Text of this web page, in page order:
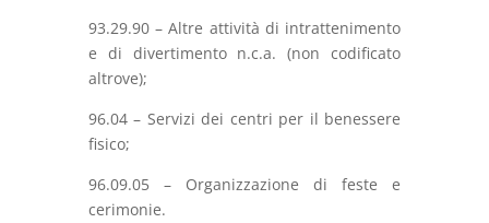
93.29.90 – Altre attività di intrattenimento
e di divertimento n.c.a. (non codificato
altrove);
96.04 – Servizi dei centri per il benessere
fisico;
96.09.05 – Organizzazione di feste e
cerimonie.